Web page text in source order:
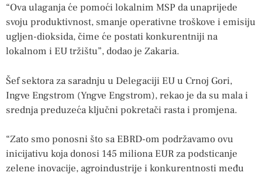
“Ova ulaganja će pomoći lokalnim MSP da unaprijede
svoju produktivnost, smanje operativne troškove i emisiju
ugljen-dioksida, čime će postati konkurentniji na
lokalnom i EU tržištu”, dodao je Zakaria.
Šef sektora za saradnju u Delegaciji EU u Crnoj Gori,
Ingve Engstrom (Yngve Engstrom), rekao je da su mala i
srednja preduzeća ključni pokretači rasta i promjena.
“Zato smo ponosni što sa EBRD-om podržavamo ovu
inicijativu koja donosi 145 miliona EUR za podsticanje
zelene inovacije, agroindustrije i konkurentnosti među